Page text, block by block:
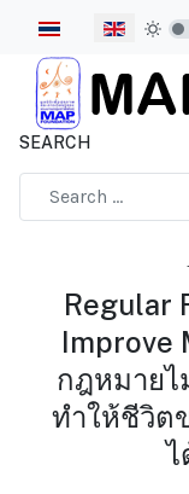
Select your
SEARCH
Regular
Improve
กฎหมายไ
ทำให้ชีวิต
ไ